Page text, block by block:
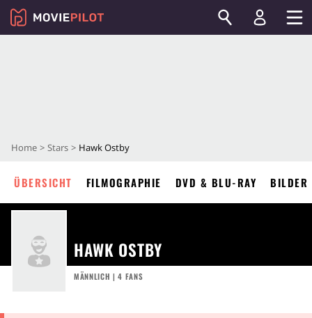
Home Stars Hawk Ostby
ÜBERSICHT FILMOGRAPHIE DVD & BLU-RAY BILDER
HAWK OSTBY
MÄNNLICH | 4 FANS